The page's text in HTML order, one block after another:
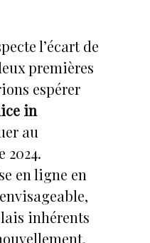
l’écart de
premières
espérer
in
au
2024.
en ligne en
inhérents